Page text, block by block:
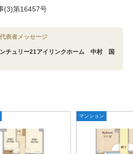
(3)第16457号
表者メッセージ
チュリー21アイリンクホーム 中村 国
マンション